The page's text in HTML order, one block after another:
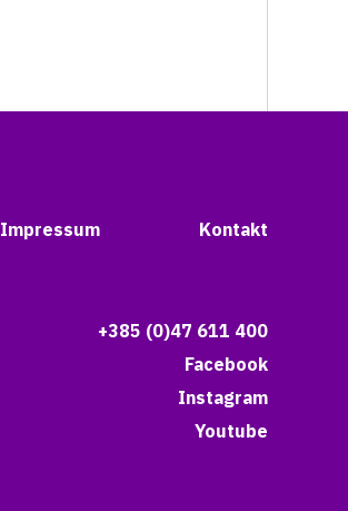
Impressum Kontakt
+385 (0)47 611 400
Facebook
Instagram
Youtube